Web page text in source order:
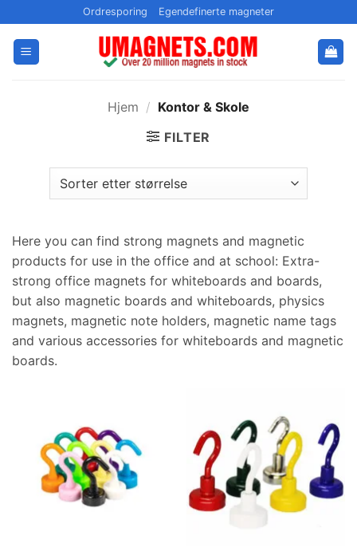
til
innhold
Ordresporing Egendefinerte magneter
Hjem / Kontor & Skole
FILTER
Here you can find strong magnets and magnetic
products for use in the office and at school: Extra-
strong office magnets for whiteboards and boards,
but also magnetic boards and whiteboards, physics
magnets, magnetic note holders, magnetic name tags
and various accessories for whiteboards and magnetic
boards.